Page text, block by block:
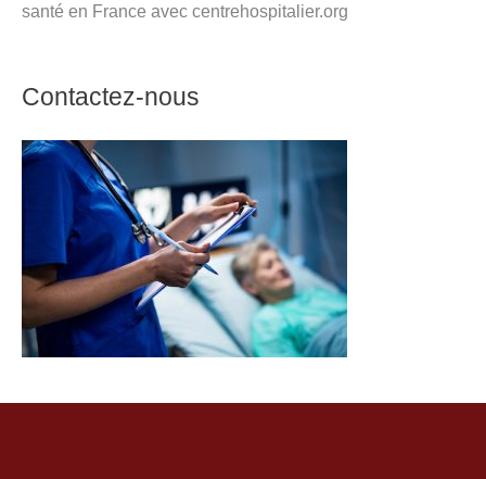
santé en France avec centrehospitalier.org
Contactez-nous